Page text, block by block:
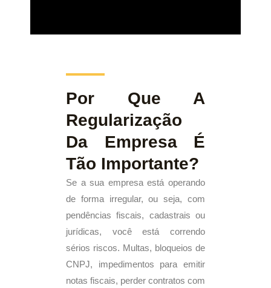
Por Que A
Regularização
Da Empresa É
Tão Importante?
Se a sua empresa está operando
de forma irregular, ou seja, com
pendências fiscais, cadastrais ou
jurídicas, você está correndo
sérios riscos. Multas, bloqueios de
CNPJ, impedimentos para emitir
notas fiscais, perder contratos com